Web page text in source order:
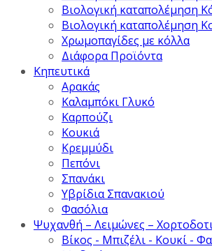
Βιολογική καταπολέμηση
Βιολογική καταπολέμηση
Χρωμοπαγίδες με κόλλα
Διάφορα Προϊόντα
Κηπευτικά
Αρακάς
Καλαμπόκι Γλυκό
Καρπούζι
Κουκιά
Κρεμμύδι
Πεπόνι
Σπανάκι
Υβρίδια Σπανακιού
Φασόλια
Ψυχανθή – Λειμώνες –
Βίκος - Μπιζέλι - Κουκί -